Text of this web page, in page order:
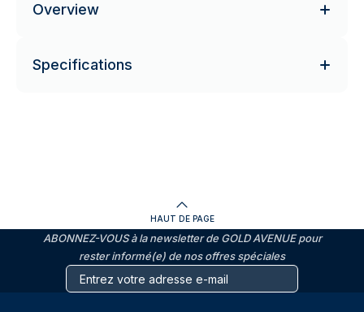
Overview
Specifications
HAUT DE PAGE
ABONNEZ-VOUS à la newsletter de GOLD AVENUE pour
rester informé(e) de nos offres spéciales